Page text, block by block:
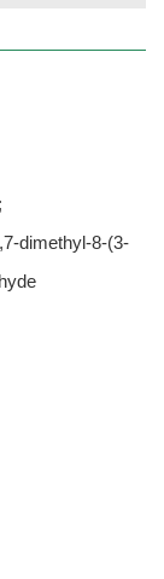
dimethyl-8-(3-